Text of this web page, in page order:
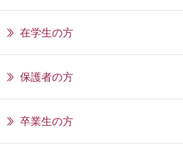
在学生の方
保護者の方
卒業生の方